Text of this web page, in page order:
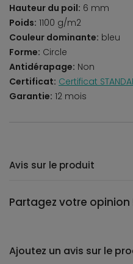
Hauteur du poil: 6 mm
Poids: 1100 g/m2
Couleur dominante: bleu
Forme: Circle
Antidérapage: Non
Certificat: Certificat
Garantie: 12 mois
Avis sur le produit
Partagez votre opinion
Ajoutez un avis sur le